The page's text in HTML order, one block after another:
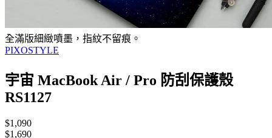
全滿版細緻噴墨，指紋不留痕。
PIXOSTYLE
宇宙 MacBook Air / Pro 防刮保護殼
RS1127
$1,090
$1,690